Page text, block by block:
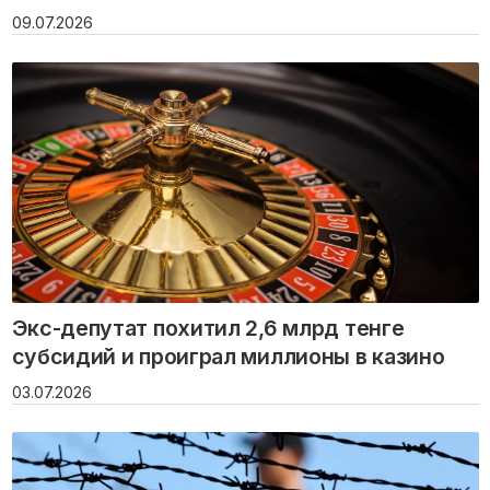
09.07.2026
Экс-депутат похитил 2,6 млрд тенге
субсидий и проиграл миллионы в казино
03.07.2026